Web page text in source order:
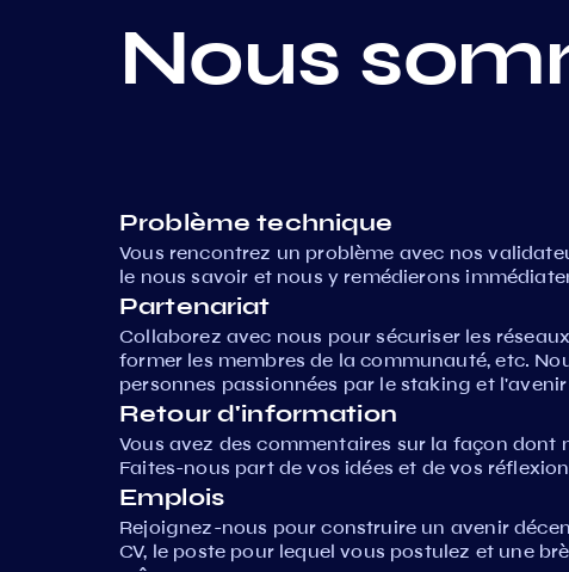
Nous
Problème technique
Vous rencontrez un problème avec nos
le nous savoir et nous y remédierons
Partenariat
Collaborez avec nous pour sécuriser les
former les membres de la communauté, etc.
personnes passionnées par le staking et
Retour d'information
Vous avez des commentaires sur la façon dont
Faites-nous part de vos idées et de vos
Emplois
Rejoignez-nous pour construire un avenir
CV, le poste pour lequel vous postulez et une